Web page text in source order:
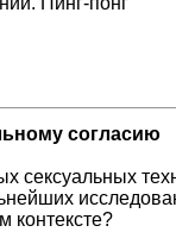
согласию
контексте?